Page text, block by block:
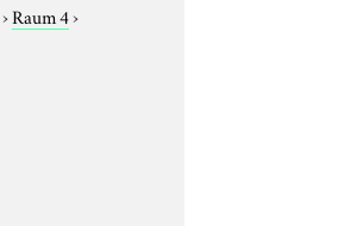
›Raum 4›